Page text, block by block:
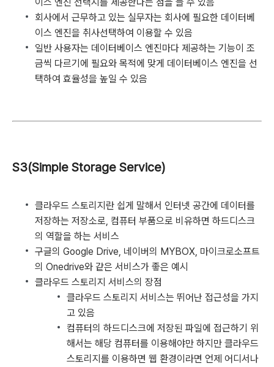
회사에서 근무하고 있는 실무자는 회사에 필요한 데이터베
이스 엔진을 취사선택하여 이용할 수 있음
일반 사용자는 데이터베이스 엔진마다 제공하는 기능이 조
금씩 다르기에 필요와 목적에 맞게 데이터베이스 엔진을 선
택하여 효율성을 높일 수 있음
S3(Simple Storage Service)
클라우드 스토리지란 쉽게 말해서 인터넷 공간에 데이터를
저장하는 저장소로, 컴퓨터 부품으로 비유하면 하드디스크
의 역할을 하는 서비스
구글의 Google Drive, 네이버의 MYBOX, 마이크로소프트
의 Onedrive와 같은 서비스가 좋은 예시
클라우드 스토리지 서비스의 장점
클라우드 스토리지 서비스는 뛰어난 접근성을 가지
고 있음
컴퓨터의 하드디스크에 저장된 파일에 접근하기 위
해서는 해당 컴퓨터를 이용해야만 하지만 클라우드
스토리지를 이용하면 웹 환경이라면 언제 어디서나